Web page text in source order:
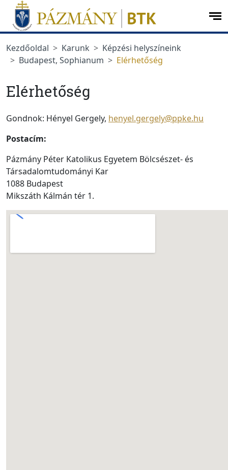
Ugrás a menüre
Ugrás a tartalomra
Kezdőoldal
Karunk
Képzési helyszíneink
Budapest, Sophianum
Elérhetőség
Elérhetőség
Gondnok: Hényel Gergely, henyel.gergely@ppke.hu
Postacím:
Pázmány Péter Katolikus Egyetem Bölcsészet- és
Társadalomtudományi Kar
1088 Budapest
Mikszáth Kálmán tér 1.